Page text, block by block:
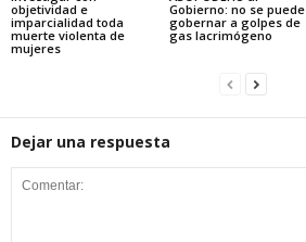
objetividad e
imparcialidad toda
muerte violenta de
mujeres
Gobierno: no se puede
gobernar a golpes de
gas lacrimógeno
Dejar una respuesta